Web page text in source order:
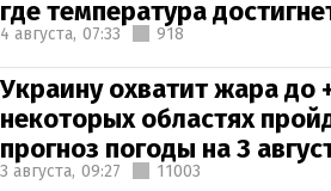
где температура
4 августа, 07:33 918
Украину охватит жара до
некоторых областях
прогноз погоды на 3
3 августа, 09:27 11003